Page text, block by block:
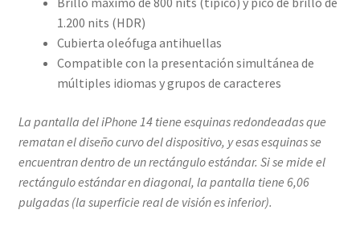
1.200 nits (HDR)
Cubierta oleófuga antihuellas
Compatible con la presentación simultánea de
múltiples idiomas y grupos de caracteres
La pantalla del iPhone 14 tiene esquinas redondeadas que
rematan el diseño curvo del dispositivo, y esas esquinas se
encuentran dentro de un rectángulo estándar. Si se mide el
rectángulo estándar en diagonal, la pantalla tiene 6,06
pulgadas (la superficie real de visión es inferior).